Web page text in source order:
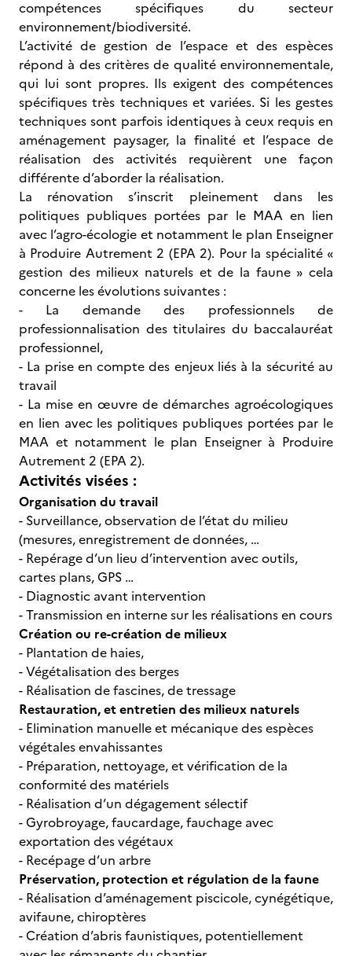
compétences spécifiques du secteur
environnement/biodiversité.
L’activité de gestion de l’espace et des espèces
répond à des critères de qualité environnementale,
qui lui sont propres. Ils exigent des compétences
spécifiques très techniques et variées. Si les gestes
techniques sont parfois identiques à ceux requis en
aménagement paysager, la finalité et l’espace de
réalisation des activités requièrent une façon
différente d’aborder la réalisation.
La rénovation s’inscrit pleinement dans les
politiques publiques portées par le MAA en lien
avec l’agro-écologie et notamment le plan Enseigner
à Produire Autrement 2 (EPA 2). Pour la spécialité «
gestion des milieux naturels et de la faune » cela
concerne les évolutions suivantes :
- La demande des professionnels de
professionnalisation des titulaires du baccalauréat
professionnel,
- La prise en compte des enjeux liés à la sécurité au
travail
- La mise en œuvre de démarches agroécologiques
en lien avec les politiques publiques portées par le
MAA et notamment le plan Enseigner à Produire
Autrement 2 (EPA 2).
Activités visées :
Organisation du travail
- Surveillance, observation de l’état du milieu
(mesures, enregistrement de données, …
- Repérage d’un lieu d’intervention avec outils,
cartes plans, GPS …
- Diagnostic avant intervention
- Transmission en interne sur les réalisations en cours
Création ou re-création de milieux
- Plantation de haies,
- Végétalisation des berges
- Réalisation de fascines, de tressage
Restauration, et entretien des milieux naturels
- Elimination manuelle et mécanique des espèces
végétales envahissantes
- Préparation, nettoyage, et vérification de la
conformité des matériels
- Réalisation d’un dégagement sélectif
- Gyrobroyage, faucardage, fauchage avec
exportation des végétaux
- Recépage d’un arbre
Préservation, protection et régulation de la faune
- Réalisation d’aménagement piscicole, cynégétique,
avifaune, chiroptères
- Création d’abris faunistiques, potentiellement